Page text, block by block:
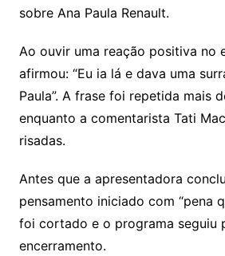
sobre Ana Paula Renault.
Ao ouvir uma reação positiva no
afirmou: “Eu ia lá e dava uma
Paula”. A frase foi repetida mais
enquanto a comentarista Tati
risadas.
Antes que a apresentadora
pensamento iniciado com “pena
foi cortado e o programa seguiu
encerramento.